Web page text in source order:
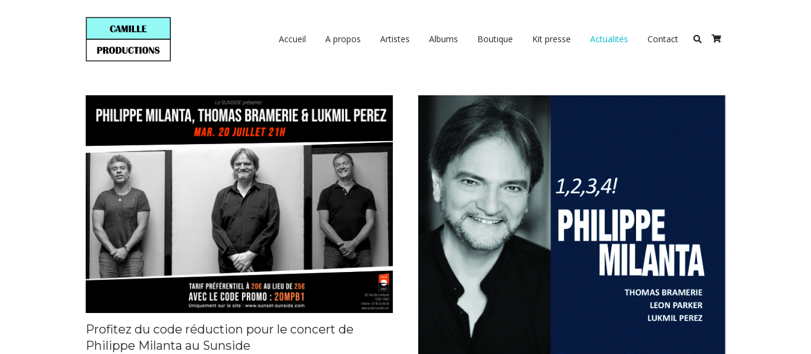
Accueil A propos Artistes Albums Boutique Kit presse Actualités Contact
Profitez du code réduction pour le concert de
Philippe Milanta au Sunside